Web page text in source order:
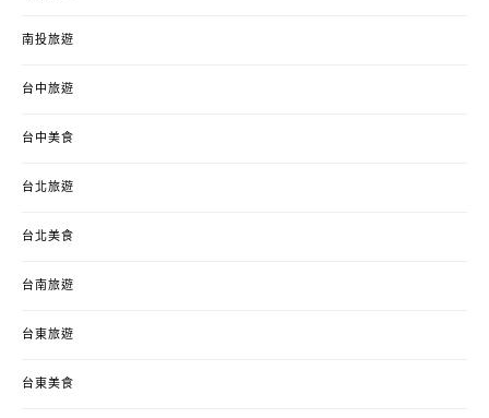
南投旅遊
台中旅遊
台中美食
台北旅遊
台北美食
台南旅遊
台東旅遊
台東美食